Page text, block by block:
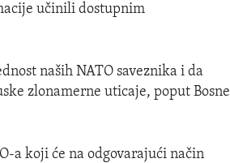
učinili dostupnim
naših NATO saveznika i da
zlonamerne uticaje, poput Bosne
a koji će na odgovarajući način